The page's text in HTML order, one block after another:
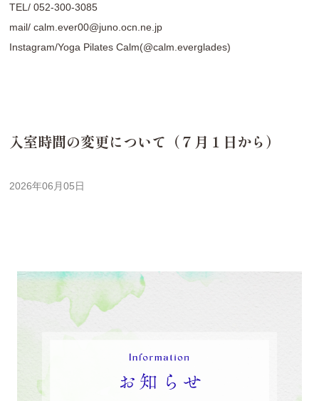
TEL/052-300-3085
mail/calm.ever00@juno.ocn.ne.jp
Instagram/Yoga Pilates Calm(@calm.everglades)
入室時間の変更について（７月１日から）
2026年06月05日